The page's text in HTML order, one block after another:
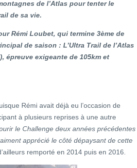
de l’Atlas pour tenter le
de sa vie.
Rémi Loubet, qui termine 3ème de
de saison : L’Ultra Trail de l’Atlas
épreuve exigeante de 105km et
Rémi avait déjà eu l’occasion de
à plusieurs reprises à une autre
le Challenge deux années précédentes
apprécié le côté dépaysant de cette
remporté en 2014 puis en 2016.